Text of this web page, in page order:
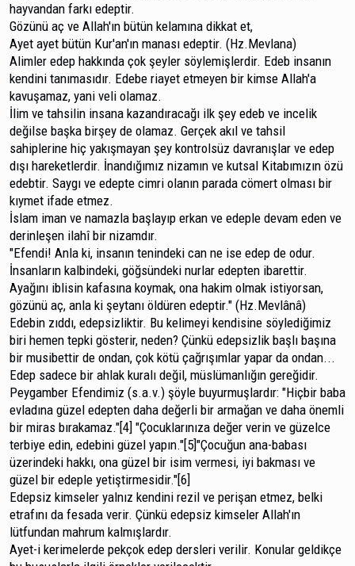
hayvandan farkı edeptir.
Gözünü aç ve Allah'ın bütün kelamına dikkat et,
Ayet ayet bütün Kur'an'ın manası edeptir. (Hz.Mevlana)
Alimler edep hakkında çok şeyler söylemişlerdir. Edeb insanın
kendini tanımasıdır. Edebe riayet etmeyen bir kimse Allah'a
kavuşamaz, yani veli olamaz.
İlim ve tahsilin insana kazandıracağı ilk şey edeb ve incelik
değilse başka birşey de olamaz. Gerçek akıl ve tahsil
sahiplerine hiç yakışmayan şey kontrolsüz davranışlar ve edep
dışı hareketlerdir. İnandığımız nizamın ve kutsal Kitabımızın özü
edebtir. Saygı ve edepte cimri olanın para­da cömert olması bir
kıymet ifade etmez.
İslam iman ve namazla başlayıp erkan ve edeple devam eden ve
derinleşen ilahî bir nizamdır.
"Efendi! Anla ki, insanın tenindeki can ne ise edep de odur.
İnsanların kalbindeki, göğsündeki nurlar edepten ibarettir.
Ayağını iblisin kafasına koymak, ona hakim olmak istiyorsan,
gözünü aç, anla ki şeytanı öldüren edeptir." (Hz.Mevlânâ)
Edebin zıddı, edepsizliktir. Bu kelimeyi kendisine söylediğimiz
biri hemen tepki gösterir, neden? Çünkü edep­sizlik başlı başına
bir musibettir de ondan, çok kötü çağrı­şımlar yapar da ondan...
Edep sadece bir ahlak kuralı değil, müslümanlığın gereğidir.
Peygamber Efendimiz (s.a.v.) şöyle buyurmuşlardır: "Hiçbir baba
evladına güzel edepten daha değerli bir arma­ğan ve daha önemli
bir miras bırakamaz."[4] "Çocuklarınıza değer verin ve güzelce
terbiye edin, edebini güzel yapın."[5]"Çocuğun ana-babası
üzerindeki hakkı, ona güzel bir isim vermesi, iyi bakması ve
güzel bir edeple yetiştirmesidir."[6]
Edepsiz kimseler yalnız kendini rezil ve perişan et­mez, belki
etrafını da fesada verir. Çünkü edepsiz kimseler Allah'ın
lütfundan mahrum kalmışlardır.
Ayet-i kerimelerde pekçok edep dersleri verilir. Ko­nular geldikçe